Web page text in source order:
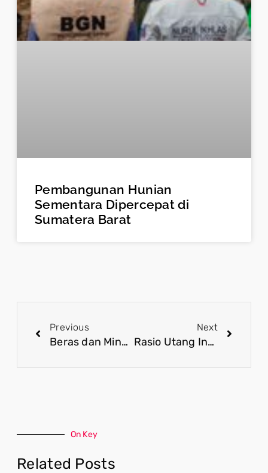
Pembangunan Hunian
Sementara Dipercepat di
Sumatera Barat
Previous
Beras dan Minyak Goreng Tetap Mengalir, Bansos Pangan Diperpanjang Juni 2026
Next
Rasio Utang Indonesia Tetap Aman dan Terkendali
On Key
Related Posts